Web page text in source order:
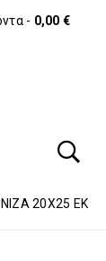
- 0,00 €
20Χ25 ΕΚ